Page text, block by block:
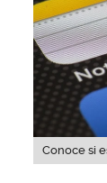
Conoce si